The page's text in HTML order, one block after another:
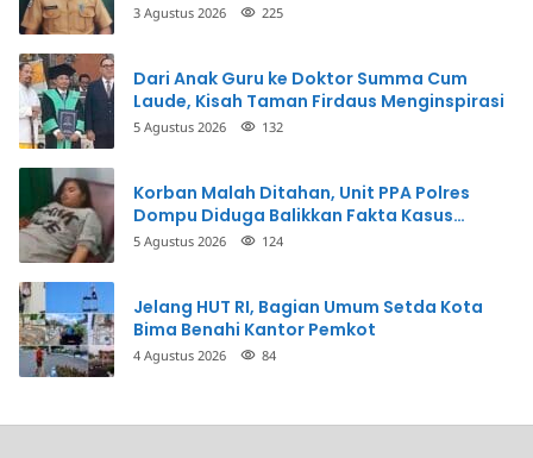
3 Agustus 2026 225
Dari Anak Guru ke Doktor Summa Cum
Laude, Kisah Taman Firdaus Menginspirasi
5 Agustus 2026 132
Korban Malah Ditahan, Unit PPA Polres
Dompu Diduga Balikkan Fakta Kasus
Penganiayaan
5 Agustus 2026 124
Jelang HUT RI, Bagian Umum Setda Kota
Bima Benahi Kantor Pemkot
4 Agustus 2026 84